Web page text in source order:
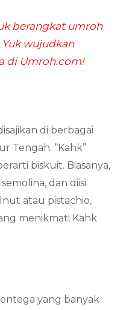
berangkat umroh
wujudkan
di Umroh.com!
di berbagai
Tengah. “Kahk”
biskuit. Biasanya,
dan diisi
atau pistachio,
menikmati Kahk
yang banyak